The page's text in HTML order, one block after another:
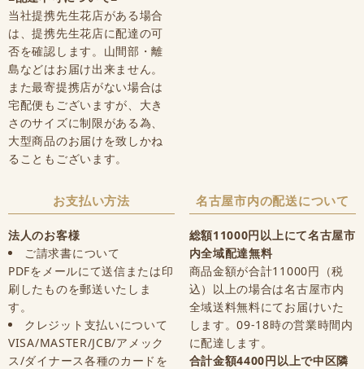
当社提携先生花店がある場合
は、提携先生花店に配達の可
否を確認します。山間部・離
島などはお届け出来ません。
また最寄提携店がない場合は
宅配便もございますが、大き
さのサイズに制限がある為、
大型商品のお届けを致しかね
ることもございます。
お支払い方法
法人のお客様
ご請求書について
PDFをメールにて送信または印
刷したものを郵送いたしま
す。
クレジット支払いについて
VISA/MASTER/JCB/アメック
ス/ダイナース各種のカードを
名古屋市内の配送について
総額11000円以上にて名古屋市
内全域配達無料
商品金額が合計11000円（税
込）以上の場合は名古屋市内
全域送料無料にてお届けいた
します。09-18時の営業時間内
に配達します。
合計金額4400円以上で中区隣